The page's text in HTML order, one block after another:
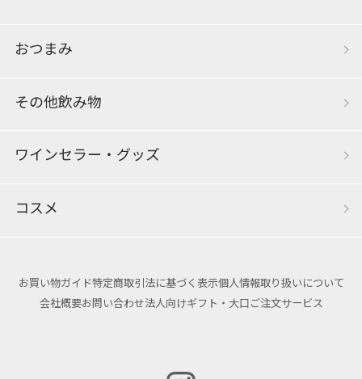
おつまみ
その他飲み物
ワインセラー・グッズ
コスメ
お買い物ガイド特定商取引法に基づく表示個人情報取り扱いについて
会社概要お問い合わせ法人向けギフト・大口ご注文サービス